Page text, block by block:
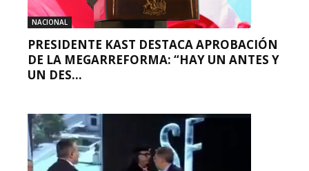
NACIONAL
PRESIDENTE KAST DESTACA APROBACIÓN
DE LA MEGARREFORMA: “HAY UN ANTES Y
UN DES...